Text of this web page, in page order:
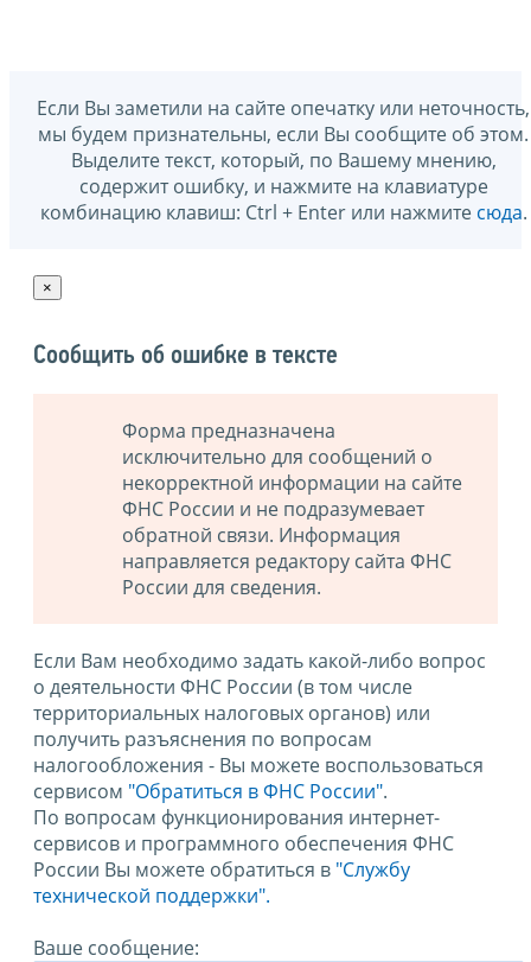
Если Вы заметили на сайте опечатку или неточность,
мы будем признательны, если Вы сообщите об этом.
Выделите текст, который, по Вашему мнению,
содержит ошибку, и нажмите на клавиатуре
комбинацию клавиш: Ctrl + Enter или нажмите сюда.
×
Сообщить об ошибке в тексте
Форма предназначена
исключительно для сообщений о
некорректной информации на сайте
ФНС России и не подразумевает
обратной связи. Информация
направляется редактору сайта ФНС
России для сведения.
Если Вам необходимо задать какой-либо вопрос
о деятельности ФНС России (в том числе
территориальных налоговых органов) или
получить разъяснения по вопросам
налогообложения - Вы можете воспользоваться
сервисом "Обратиться в ФНС России".
По вопросам функционирования интернет-
сервисов и программного обеспечения ФНС
России Вы можете обратиться в "Службу
технической поддержки".
Ваше сообщение: